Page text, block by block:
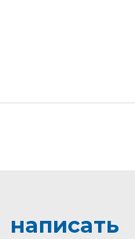
написать